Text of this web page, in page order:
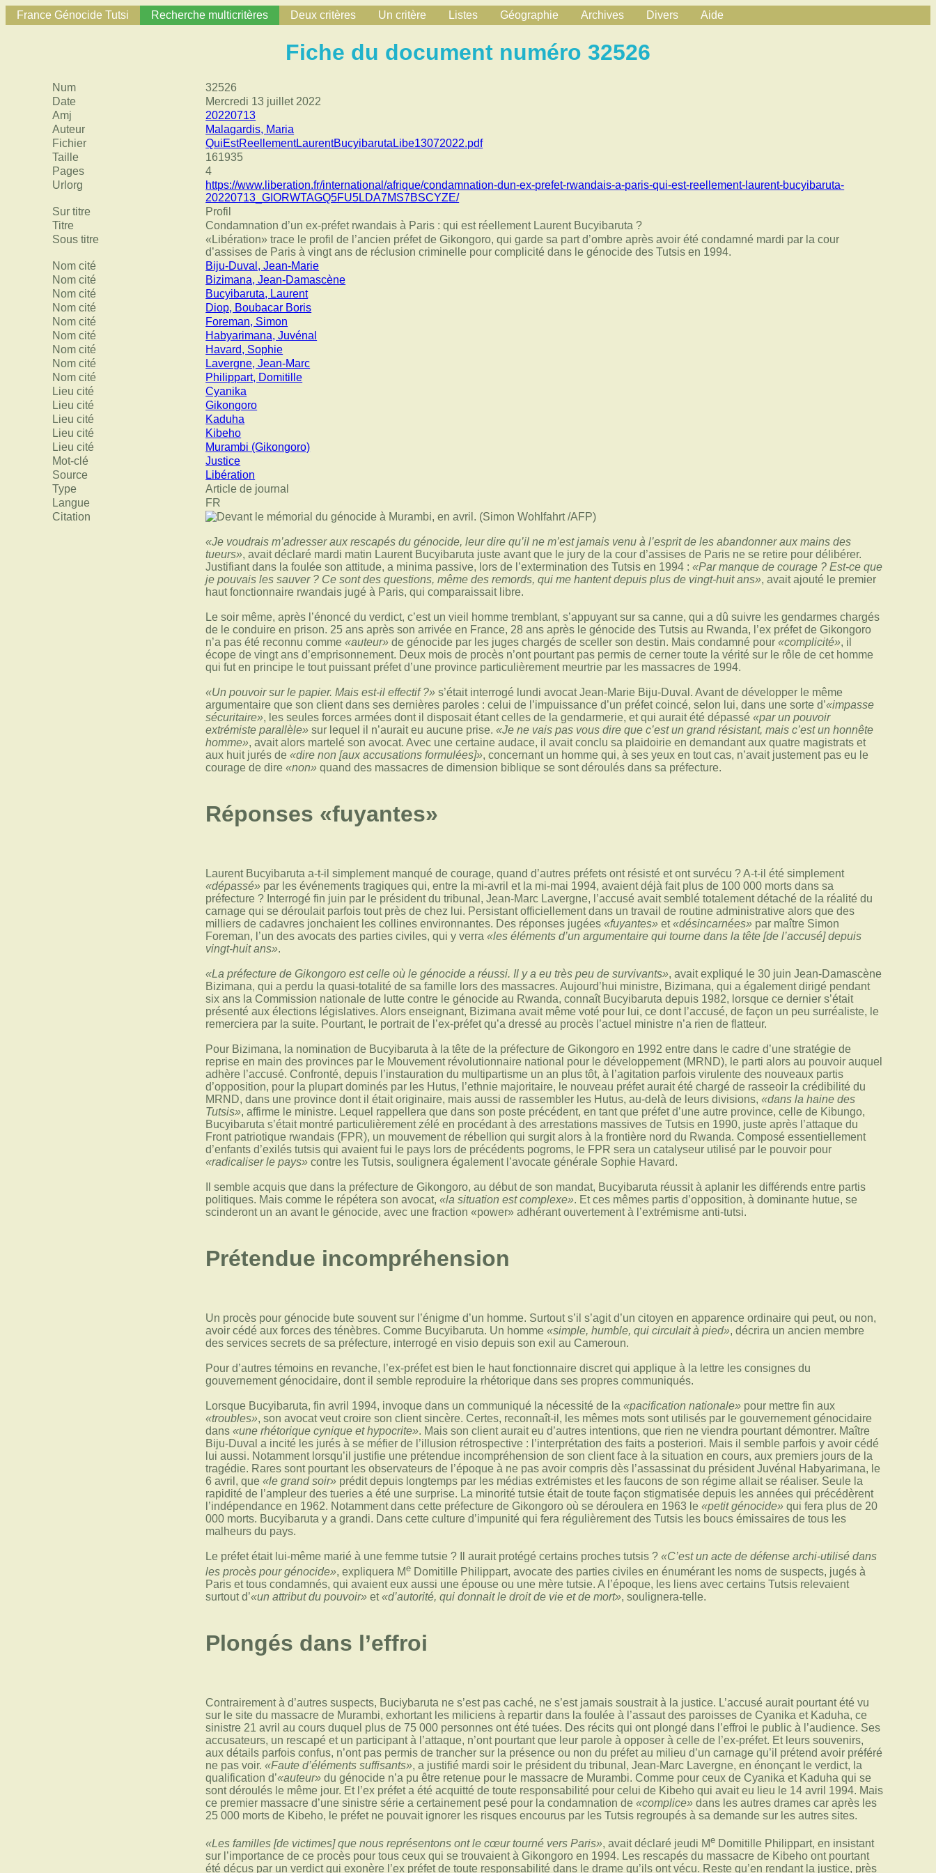
France Génocide Tutsi Recherche multicritères Deux critères Un critère Listes Géographie Archives Divers Aide
Fiche du document numéro 32526
Num
32526
Date
Mercredi 13 juillet 2022
Amj
20220713
Auteur
Malagardis, Maria
Fichier
QuiEstReellementLaurentBucyibarutaLibe13072022.pdf
Taille
161935
Pages
4
Urlorg
https://www.liberation.fr/international/afrique/condamnation-dun-ex-prefet-rwandais-a-paris-qui-est-reellement-laurent-bucyibaruta-
20220713_GIORWTAGQ5FU5LDA7MS7BSCYZE/
Sur titre
Profil
Titre
Condamnation d’un ex-préfet rwandais à Paris : qui est réellement Laurent Bucyibaruta ?
Sous titre
«Libération» trace le profil de l’ancien préfet de Gikongoro, qui garde sa part d’ombre après avoir été condamné mardi par la cour
d’assises de Paris à vingt ans de réclusion criminelle pour complicité dans le génocide des Tutsis en 1994.
Nom cité
Biju-Duval, Jean-Marie
Nom cité
Bizimana, Jean-Damascène
Nom cité
Bucyibaruta, Laurent
Nom cité
Diop, Boubacar Boris
Nom cité
Foreman, Simon
Nom cité
Habyarimana, Juvénal
Nom cité
Havard, Sophie
Nom cité
Lavergne, Jean-Marc
Nom cité
Philippart, Domitille
Lieu cité
Cyanika
Lieu cité
Gikongoro
Lieu cité
Kaduha
Lieu cité
Kibeho
Lieu cité
Murambi (Gikongoro)
Mot-clé
Justice
Source
Libération
Type
Article de journal
Langue
FR
Citation
«Je voudrais m’adresser aux rescapés du génocide, leur dire qu’il ne m’est jamais venu à l’esprit de les abandonner aux mains des
tueurs», avait déclaré mardi matin Laurent Bucyibaruta juste avant que le jury de la cour d’assises de Paris ne se retire pour délibérer.
Justifiant dans la foulée son attitude, a minima passive, lors de l’extermination des Tutsis en 1994 :«Par manque de courage ? Est-ce que
je pouvais les sauver ? Ce sont des questions, même des remords, qui me hantent depuis plus de vingt-huit ans», avait ajouté le premier
haut fonctionnaire rwandais jugé à Paris, qui comparaissait libre.
Le soir même, après l’énoncé du verdict, c’est un vieil homme tremblant, s’appuyant sur sa canne, qui a dû suivre les gendarmes chargés
de le conduire en prison. 25 ans après son arrivée en France, 28 ans après le génocide des Tutsis au Rwanda, l’ex préfet de Gikongoro
n’a pas été reconnu comme«auteur» de génocide par les juges chargés de sceller son destin. Mais condamné pour«complicité», il
écope de vingt ans d’emprisonnement. Deux mois de procès n’ont pourtant pas permis de cerner toute la vérité sur le rôle de cet homme
qui fut en principe le tout puissant préfet d’une province particulièrement meurtrie par les massacres de 1994.
«Un pouvoir sur le papier. Mais est-il effectif ?» s’était interrogé lundi avocat Jean-Marie Biju-Duval. Avant de développer le même
argumentaire que son client dans ses dernières paroles : celui de l’impuissance d’un préfet coincé, selon lui, dans une sorte d’«impasse
sécuritaire», les seules forces armées dont il disposait étant celles de la gendarmerie, et qui aurait été dépassé«par un pouvoir
extrémiste parallèle» sur lequel il n’aurait eu aucune prise.«Je ne vais pas vous dire que c’est un grand résistant, mais c’est un honnête
homme», avait alors martelé son avocat. Avec une certaine audace, il avait conclu sa plaidoirie en demandant aux quatre magistrats et
aux huit jurés de«dire non [aux accusations formulées]», concernant un homme qui, à ses yeux en tout cas, n’avait justement pas eu le
courage de dire«non» quand des massacres de dimension biblique se sont déroulés dans sa préfecture.
Réponses «fuyantes»
Laurent Bucyibaruta a-t-il simplement manqué de courage, quand d’autres préfets ont résisté et ont survécu ? A-t-il été simplement
«dépassé» par les événements tragiques qui, entre la mi-avril et la mi-mai 1994, avaient déjà fait plus de 100 000 morts dans sa
préfecture ? Interrogé fin juin par le président du tribunal, Jean-Marc Lavergne, l’accusé avait semblé totalement détaché de la réalité du
carnage qui se déroulait parfois tout près de chez lui. Persistant officiellement dans un travail de routine administrative alors que des
milliers de cadavres jonchaient les collines environnantes. Des réponses jugées«fuyantes» et«désincarnées» par maître Simon
Foreman, l’un des avocats des parties civiles, qui y verra«les éléments d’un argumentaire qui tourne dans la tête [de l’accusé] depuis
vingt-huit ans».
«La préfecture de Gikongoro est celle où le génocide a réussi. Il y a eu très peu de survivants», avait expliqué le 30 juin Jean-Damascène
Bizimana, qui a perdu la quasi-totalité de sa famille lors des massacres. Aujourd’hui ministre, Bizimana, qui a également dirigé pendant
six ans la Commission nationale de lutte contre le génocide au Rwanda, connaît Bucyibaruta depuis 1982, lorsque ce dernier s’était
présenté aux élections législatives. Alors enseignant, Bizimana avait même voté pour lui, ce dont l’accusé, de façon un peu surréaliste, le
remerciera par la suite. Pourtant, le portrait de l’ex-préfet qu’a dressé au procès l’actuel ministre n’a rien de flatteur.
Pour Bizimana, la nomination de Bucyibaruta à la tête de la préfecture de Gikongoro en 1992 entre dans le cadre d’une stratégie de
reprise en main des provinces par le Mouvement révolutionnaire national pour le développement (MRND), le parti alors au pouvoir auquel
adhère l’accusé. Confronté, depuis l’instauration du multipartisme un an plus tôt, à l’agitation parfois virulente des nouveaux partis
d’opposition, pour la plupart dominés par les Hutus, l’ethnie majoritaire, le nouveau préfet aurait été chargé de rasseoir la crédibilité du
MRND, dans une province dont il était originaire, mais aussi de rassembler les Hutus, au-delà de leurs divisions,«dans la haine des
Tutsis», affirme le ministre. Lequel rappellera que dans son poste précédent, en tant que préfet d’une autre province, celle de Kibungo,
Bucyibaruta s’était montré particulièrement zélé en procédant à des arrestations massives de Tutsis en 1990, juste après l’attaque du
Front patriotique rwandais (FPR), un mouvement de rébellion qui surgit alors à la frontière nord du Rwanda. Composé essentiellement
d’enfants d’exilés tutsis qui avaient fui le pays lors de précédents pogroms, le FPR sera un catalyseur utilisé par le pouvoir pour
«radicaliser le pays» contre les Tutsis, soulignera également l’avocate générale Sophie Havard.
Il semble acquis que dans la préfecture de Gikongoro, au début de son mandat, Bucyibaruta réussit à aplanir les différends entre partis
politiques. Mais comme le répétera son avocat,«la situation est complexe». Et ces mêmes partis d’opposition, à dominante hutue, se
scinderont un an avant le génocide, avec une fraction «power» adhérant ouvertement à l’extrémisme anti-tutsi.
Prétendue incompréhension
Un procès pour génocide bute souvent sur l’énigme d’un homme. Surtout s’il s’agit d’un citoyen en apparence ordinaire qui peut, ou non,
avoir cédé aux forces des ténèbres. Comme Bucyibaruta. Un homme«simple, humble, qui circulait à pied», décrira un ancien membre
des services secrets de sa préfecture, interrogé en visio depuis son exil au Cameroun.
Pour d’autres témoins en revanche, l’ex-préfet est bien le haut fonctionnaire discret qui applique à la lettre les consignes du
gouvernement génocidaire, dont il semble reproduire la rhétorique dans ses propres communiqués.
Lorsque Bucyibaruta, fin avril 1994, invoque dans un communiqué la nécessité de la«pacification nationale» pour mettre fin aux
«troubles», son avocat veut croire son client sincère. Certes, reconnaît-il, les mêmes mots sont utilisés par le gouvernement génocidaire
dans«une rhétorique cynique et hypocrite». Mais son client aurait eu d’autres intentions, que rien ne viendra pourtant démontrer. Maître
Biju-Duval a incité les jurés à se méfier de l’illusion rétrospective : l’interprétation des faits a posteriori. Mais il semble parfois y avoir cédé
lui aussi. Notamment lorsqu’il justifie une prétendue incompréhension de son client face à la situation en cours, aux premiers jours de la
tragédie. Rares sont pourtant les observateurs de l’époque à ne pas avoir compris dès l’assassinat du président Juvénal Habyarimana, le
6 avril, que«le grand soir» prédit depuis longtemps par les médias extrémistes et les faucons de son régime allait se réaliser. Seule la
rapidité de l’ampleur des tueries a été une surprise. La minorité tutsie était de toute façon stigmatisée depuis les années qui précédèrent
l’indépendance en 1962. Notamment dans cette préfecture de Gikongoro où se déroulera en 1963 le«petit génocide» qui fera plus de 20
000 morts. Bucyibaruta y a grandi. Dans cette culture d’impunité qui fera régulièrement des Tutsis les boucs émissaires de tous les
malheurs du pays.
Le préfet était lui-même marié à une femme tutsie ? Il aurait protégé certains proches tutsis ?«C’est un acte de défense archi-utilisé dans
les procès pour génocide», expliquera Me Domitille Philippart, avocate des parties civiles en énumérant les noms de suspects, jugés à
Paris et tous condamnés, qui avaient eux aussi une épouse ou une mère tutsie. A l’époque, les liens avec certains Tutsis relevaient
surtout d’«un attribut du pouvoir» et«d’autorité, qui donnait le droit de vie et de mort», soulignera-telle.
Plongés dans l’effroi
Contrairement à d’autres suspects, Buciybaruta ne s’est pas caché, ne s’est jamais soustrait à la justice. L’accusé aurait pourtant été vu
sur le site du massacre de Murambi, exhortant les miliciens à repartir dans la foulée à l’assaut des paroisses de Cyanika et Kaduha, ce
sinistre 21 avril au cours duquel plus de 75 000 personnes ont été tuées. Des récits qui ont plongé dans l’effroi le public à l’audience. Ses
accusateurs, un rescapé et un participant à l’attaque, n’ont pourtant que leur parole à opposer à celle de l’ex-préfet. Et leurs souvenirs,
aux détails parfois confus, n’ont pas permis de trancher sur la présence ou non du préfet au milieu d’un carnage qu’il prétend avoir préféré
ne pas voir.«Faute d’éléments suffisants», a justifié mardi soir le président du tribunal, Jean-Marc Lavergne, en énonçant le verdict, la
qualification d’«auteur» du génocide n’a pu être retenue pour le massacre de Murambi. Comme pour ceux de Cyanika et Kaduha qui se
sont déroulés le même jour. Et l’ex préfet a été acquitté de toute responsabilité pour celui de Kibeho qui avait eu lieu le 14 avril 1994. Mais
ce premier massacre d’une sinistre série a certainement pesé pour la condamnation de«complice» dans les autres drames car après les
25 000 morts de Kibeho, le préfet ne pouvait ignorer les risques encourus par les Tutsis regroupés à sa demande sur les autres sites.
«Les familles [de victimes] que nous représentons ont le cœur tourné vers Paris», avait déclaré jeudi Me Domitille Philippart, en insistant
sur l’importance de ce procès pour tous ceux qui se trouvaient à Gikongoro en 1994. Les rescapés du massacre de Kibeho ont pourtant
été déçus par un verdict qui exonère l’ex préfet de toute responsabilité dans le drame qu’ils ont vécu. Reste qu’en rendant la justice, près